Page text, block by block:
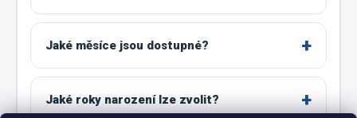
Jaké měsíce jsou dostupné?
Jaké roky narození lze zvolit?